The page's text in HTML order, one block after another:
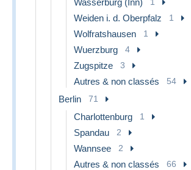
Weiden i. d. Oberpfalz 1
Wolfratshausen 1
Wuerzburg 4
Zugspitze 3
Autres & non classés 54
Berlin 71
Charlottenburg 1
Spandau 2
Wannsee 2
Autres & non classés 66